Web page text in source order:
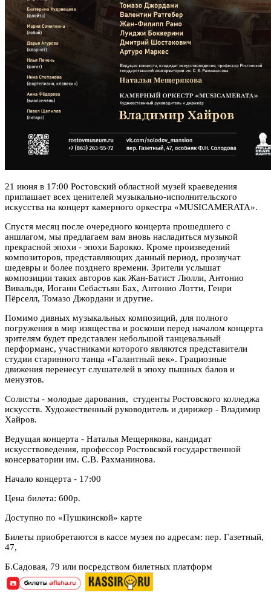
21 июня в 17:00 Ростовский областной музей краеведения
приглашает всех ценителей музыкально-исполнительского
искусства на концерт камерного оркестра «MUSICAMERATA».
Спустя месяц после очередного концерта прошедшего с
аншлагом, мы предлагаем вам вновь насладиться музыкой
прекрасной эпохи - эпохи Барокко. Кроме произведений
композиторов, представляющих данный период, прозвучат
шедевры и более позднего времени. Зрители услышат
композиции таких авторов как Жан-Батист Люлли, Антонио
Вивальди, Иоганн Себастьян Бах, Антонио Лотти, Генри
Пëрселл, Томазо Джордани и другие.
Помимо дивных музыкальных композиций, для полного
погружения в мир изящества и роскоши перед началом концерта
зрителям будет представлен небольшой танцевальный
перформанс, участниками которого являются представители
студии старинного танца «Галантный век». Грациозные
движения перенесут слушателей в эпоху пышных балов и
менуэтов.
Солисты - молодые дарования, студенты Ростовского колледжа
искусств. Художественный руководитель и дирижер - Владимир
Хайров.
Ведущая концерта - Наталья Мещерякова, кандидат
искусствоведения, профессор Ростовской государственной
консерватории им. С.В. Рахманинова.
Начало концерта - 17:00
Цена билета: 600р.
Доступно по «Пушкинской» карте
Билеты приобретаются в кассе музея по адресам: пер. Газетный,
47,
Б.Садовая, 79 или посредством билетных платформ